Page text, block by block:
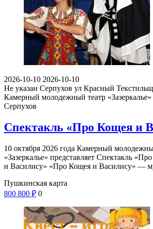
2026-10-10 2026-10-10
Не указан Серпухов ул Красный
Камерный молодежный театр «Зазеркалье»
Серпухов
Спектакль «Про Кощея и
10 октября 2026 года Камерный
«Зазеркалье» представляет Спектакль
и Василису» «Про Кощея и Василису» —
Пушкинская карта
800 800 ₽ 0